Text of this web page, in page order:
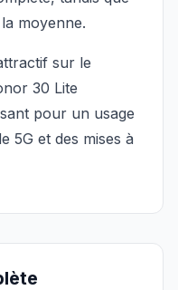
moyenne.
sur le
30 Lite
pour un usage
5G et des mises à